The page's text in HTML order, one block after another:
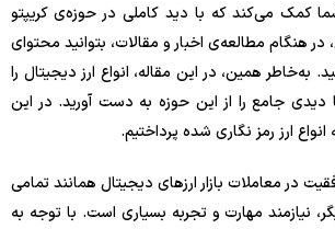
کمک می‌کند که با دید کاملی در حوزه‌ی کریپتو
هنگام مطالعه‌ی اخبار و مقالات، بتوانید محتوای
به‌خاطر همین، در این مقاله، انواع ارز دیجیتال را
دیدی جامع را از این حوزه به دست آورید. در این
ارز رمز نگاری شده پرداختیم.
در معاملات بازار ارزهای دیجیتال همانند تمامی
نیازمند مهارت و تجربه بسیاری است. با توجه به